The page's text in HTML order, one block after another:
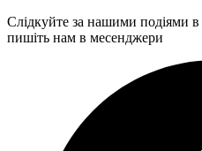
Слідкуйте за нашими подіями в
пишіть нам в месенджери